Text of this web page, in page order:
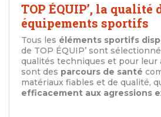
TOP ÉQUIP’, la qualité
équipements sportifs
Tous les éléments sportifs
de TOP ÉQUIP’ sont
qualités techniques et pour leur
sont des parcours de santé
matériaux fiables et de qualité,
efficacement aux agressions